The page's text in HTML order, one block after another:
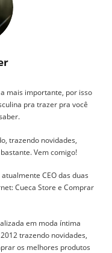
mais importante, por isso
pra trazer pra você
trazendo novidades,
Vem comigo!
CEO das duas
Cueca Store e Comprar
em moda íntima
trazendo novidades,
os melhores produtos